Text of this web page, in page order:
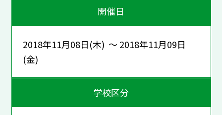
開催日
2018年11月08日(木) ～ 2018年11月09日
(金)
学校区分